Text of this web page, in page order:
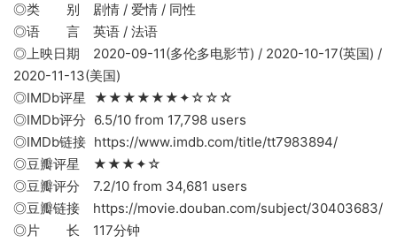
◎类 别 剧情 / 爱情 / 同性
◎语 言 英语 / 法语
◎上映日期 2020-09-11(多伦多电影节) / 2020-10-17(英国) /
2020-11-13(美国)
◎IMDb评星 ★★★★★★✦☆☆☆
◎IMDb评分 6.5/10 from 17,798 users
◎IMDb链接 https://www.imdb.com/title/tt7983894/
◎豆瓣评星 ★★★✦☆
◎豆瓣评分 7.2/10 from 34,681 users
◎豆瓣链接 https://movie.douban.com/subject/30403683/
◎片 长 117分钟